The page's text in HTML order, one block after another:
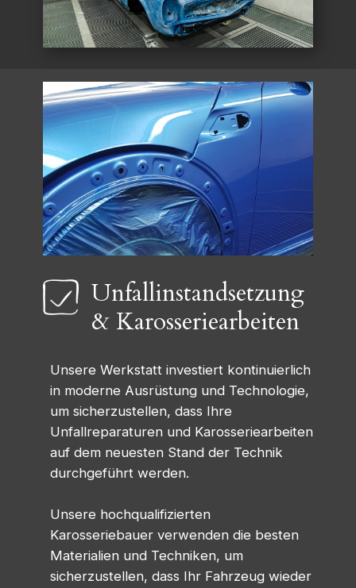
Unfallinstandsetzung
& Karosseriearbeiten
Unsere Werkstatt investiert kontinuierlich
in moderne Ausrüstung und Technologie,
um sicherzustellen, dass Ihre
Unfallreparaturen und Karosseriearbeiten
auf dem neuesten Stand der Technik
durchgeführt werden.
Unsere hochqualifizierten
Karosseriebauer verwenden die besten
Materialien und Techniken, um
sicherzustellen, dass Ihr Fahrzeug wieder